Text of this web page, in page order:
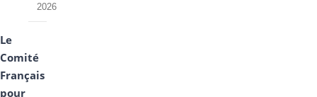
2026
Le
Comité
Français
pour